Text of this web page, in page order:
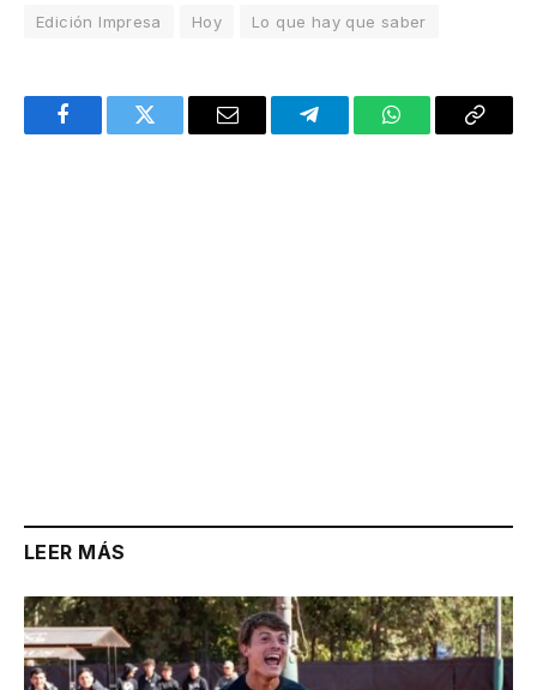
Edición Impresa Hoy Lo que hay que saber
FacebookTwitter Email TelegramWhatsAppCopy
LEER MÁS